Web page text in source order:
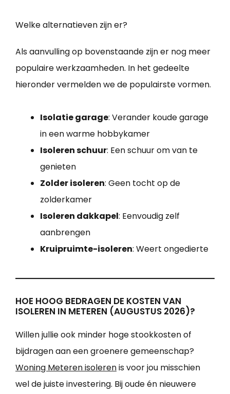
Welke alternatieven zijn er?
Als aanvulling op bovenstaande zijn er nog meer
populaire werkzaamheden. In het gedeelte
hieronder vermelden we de populairste vormen.
Isolatie garage: Verander koude garage
in een warme hobbykamer
Isoleren schuur: Een schuur om van te
genieten
Zolder isoleren: Geen tocht op de
zolderkamer
Isoleren dakkapel: Eenvoudig zelf
aanbrengen
Kruipruimte-isoleren: Weert ongedierte
HOE HOOG BEDRAGEN DE KOSTEN VAN
ISOLEREN IN METEREN (AUGUSTUS 2026)?
Willen jullie ook minder hoge stookkosten of
bijdragen aan een groenere gemeenschap?
Woning Meteren isolerenis voor jou misschien
wel de juiste investering. Bij oude én nieuwere